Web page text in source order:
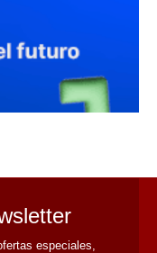
especiales,